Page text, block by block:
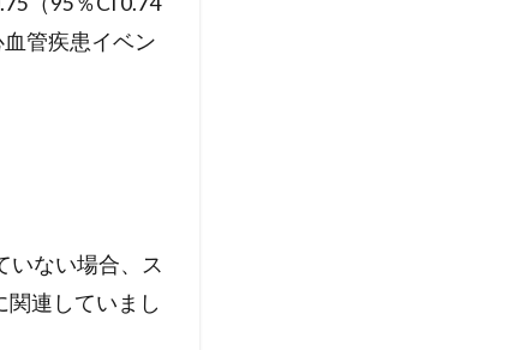
管疾患イベン
いない場合、ス
連していまし